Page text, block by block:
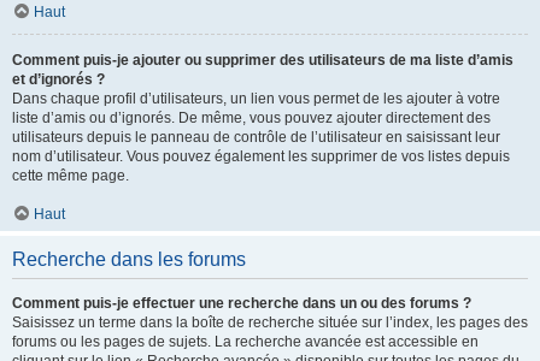
Haut
Comment puis-je ajouter ou supprimer des utilisateurs de ma liste d’amis
et d’ignorés ?
Dans chaque profil d’utilisateurs, un lien vous permet de les ajouter à votre
liste d’amis ou d’ignorés. De même, vous pouvez ajouter directement des
utilisateurs depuis le panneau de contrôle de l’utilisateur en saisissant leur
nom d’utilisateur. Vous pouvez également les supprimer de vos listes depuis
cette même page.
Haut
Recherche dans les forums
Comment puis-je effectuer une recherche dans un ou des forums ?
Saisissez un terme dans la boîte de recherche située sur l’index, les pages des
forums ou les pages de sujets. La recherche avancée est accessible en